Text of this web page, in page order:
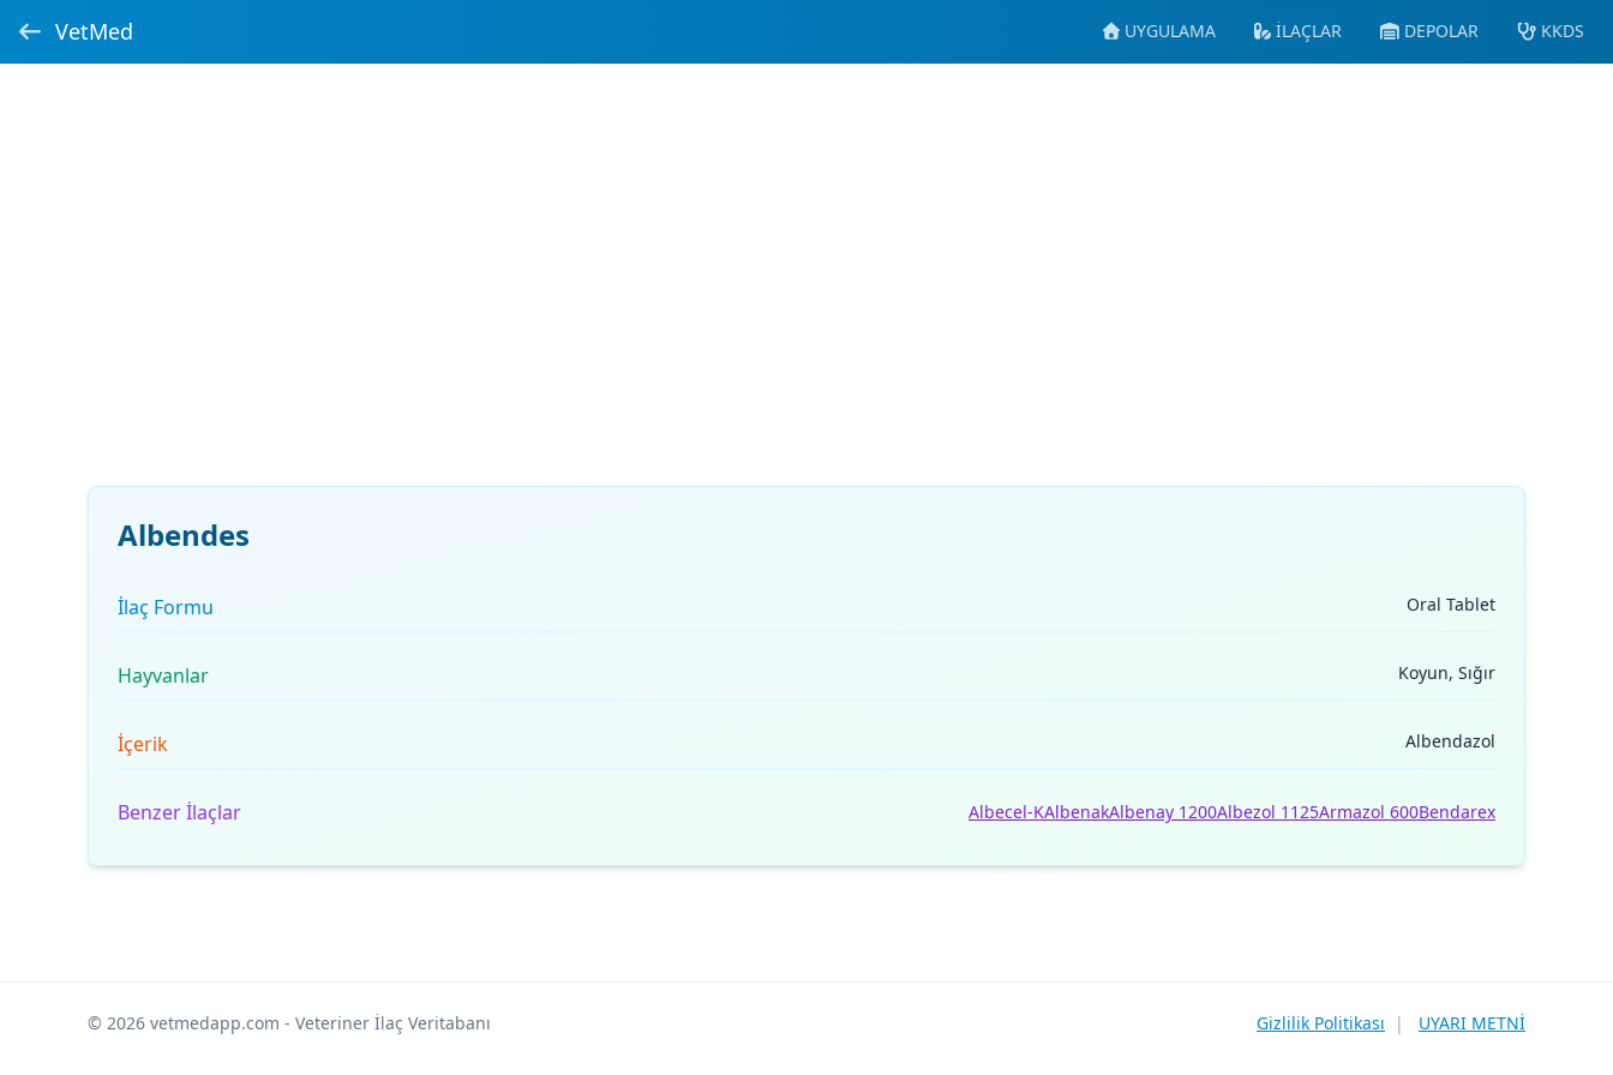
VetMed UYGULAMA İLAÇLAR DEPOLAR KKDS
Albendes
İlaç Formu Oral Tablet
Hayvanlar Koyun, Sığır
İçerik Albendazol
Benzer İlaçlar Albecel-KAlbenakAlbenay 1200Albezol 1125Armazol 600Bendarex
© 2026 vetmedapp.com - Veteriner İlaç Veritabanı Gizlilik Politikası | UYARI METNİ